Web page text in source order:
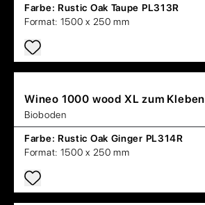
Farbe: Rustic Oak Taupe PL313R
Format: 1500 x 250 mm
Wineo 1000 wood XL zum Kleben
Bioboden
Farbe: Rustic Oak Ginger PL314R
Format: 1500 x 250 mm